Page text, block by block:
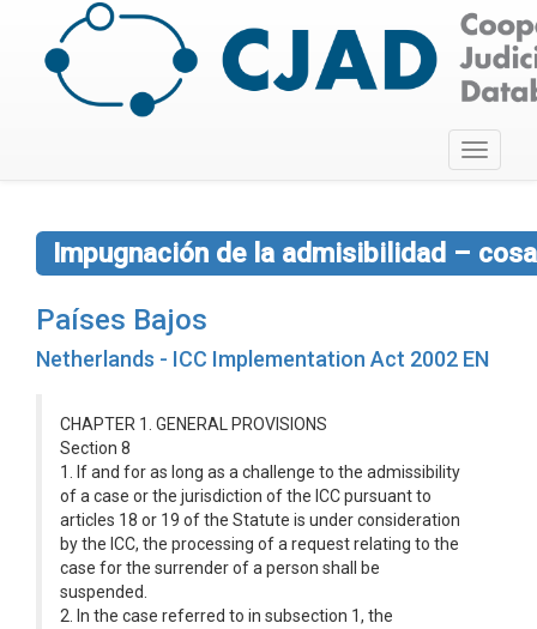
Toggle
Impugnación de la admisibilidad –
Países Bajos
Netherlands - ICC Implementation Act 2002 EN
CHAPTER 1. GENERAL PROVISIONS
Section 8
1. If and for as long as a challenge to the admissibility
of a case or the jurisdiction of the ICC pursuant to
articles 18 or 19 of the Statute is under consideration
by the ICC, the processing of a request relating to the
case for the surrender of a person shall be
suspended.
2. In the case referred to in subsection 1, the